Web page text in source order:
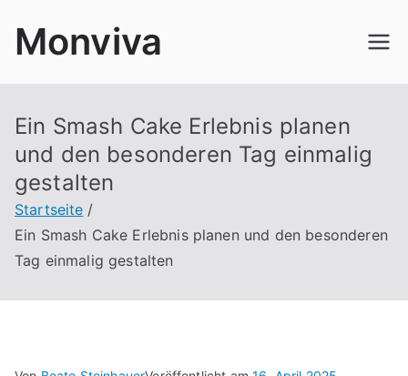
InhaltMonviva
Ein Smash Cake Erlebnis planen
und den besonderen Tag einmalig
gestalten
Startseite
Ein Smash Cake Erlebnis planen und den besonderen
Tag einmalig gestalten